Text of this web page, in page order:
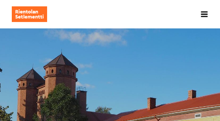
Siirry
sivun
sisältöön
Rientolan Setlementti ry